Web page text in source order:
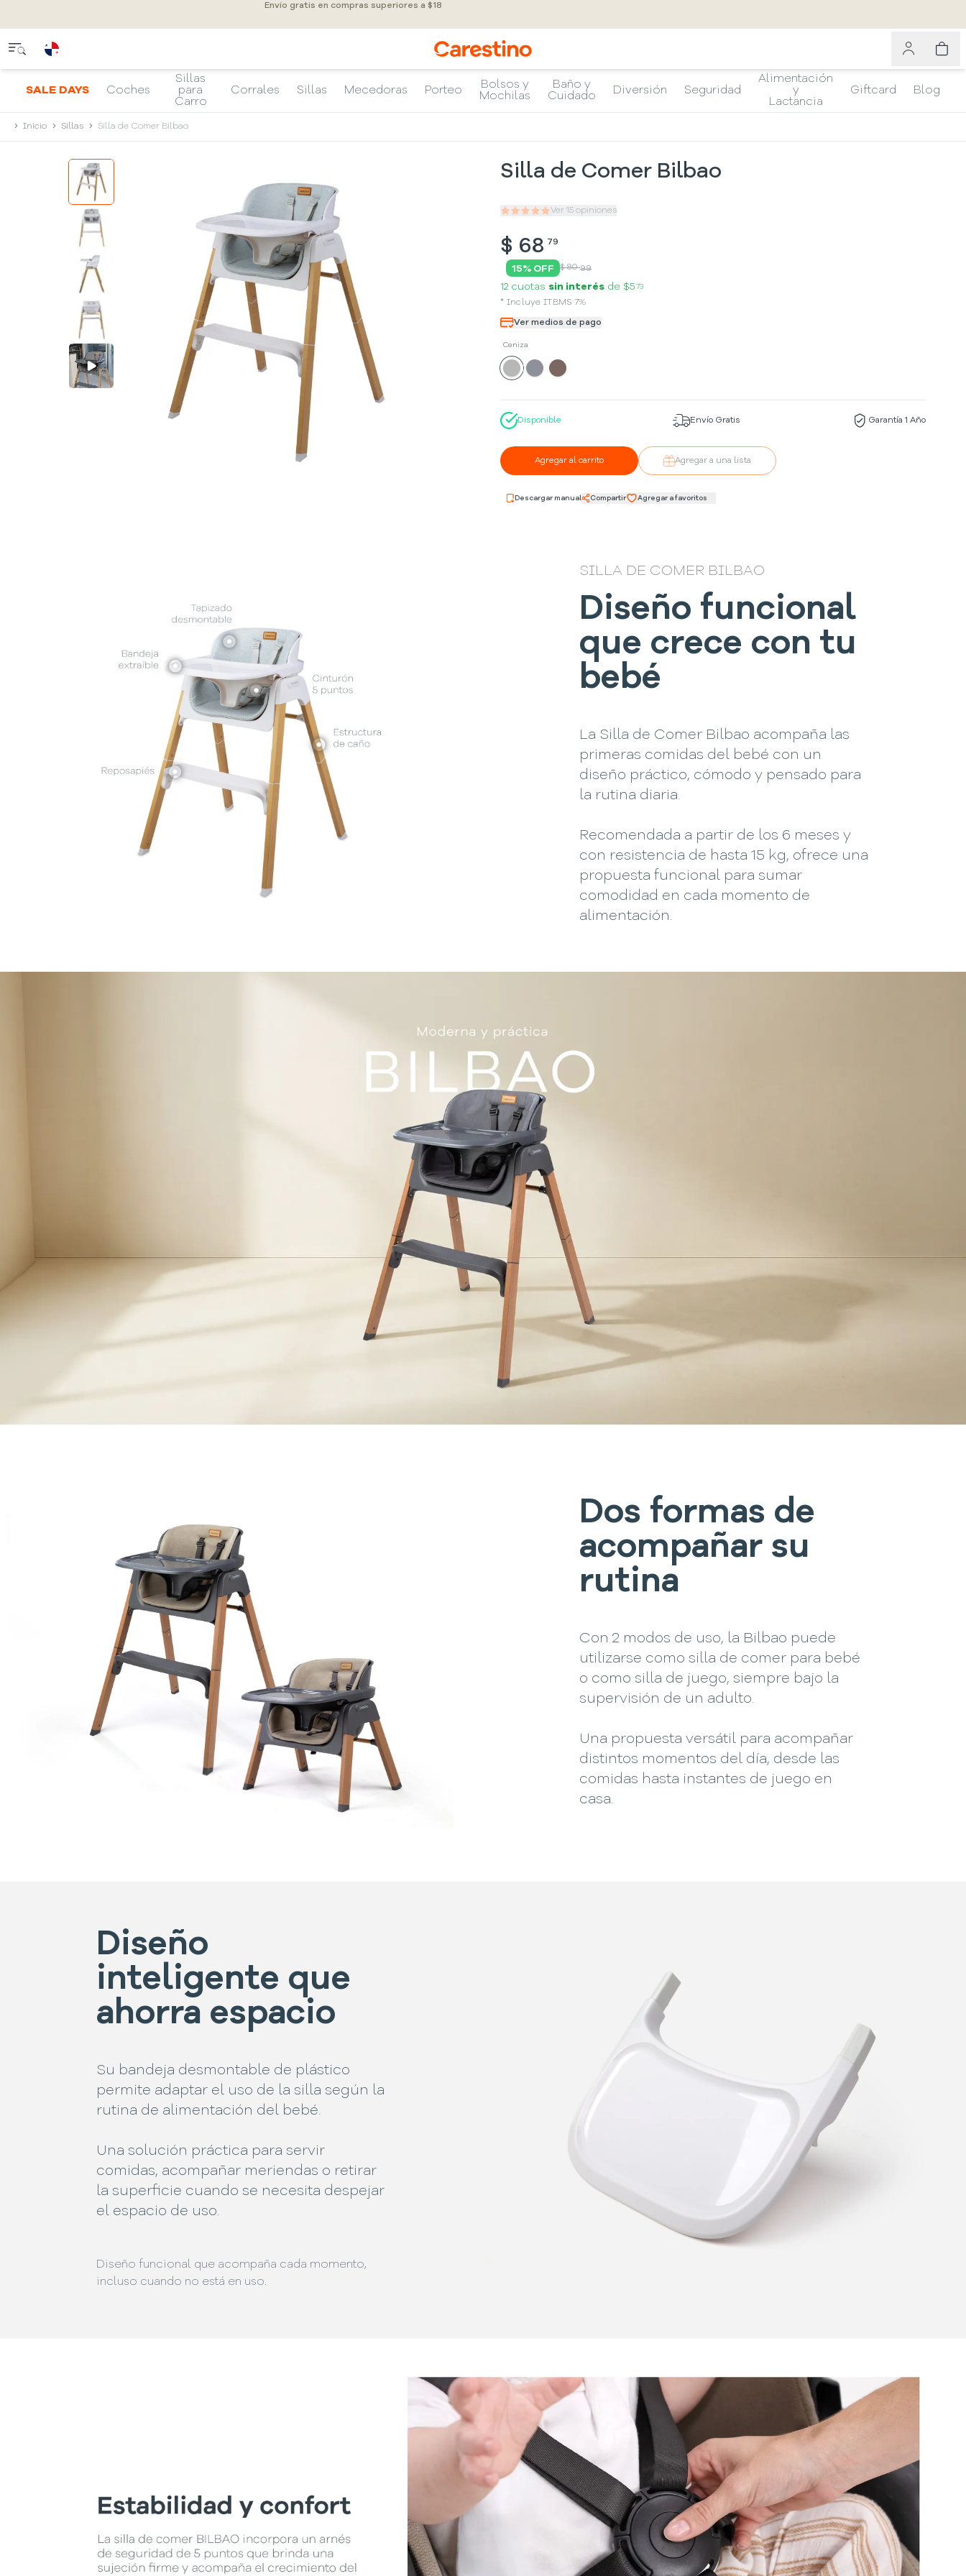
Envío gratis en compras superiores a $18
SALE DAYS Coches
Sillas
para
Carro
Corrales Sillas Mecedoras Porteo
Bolsos y
Mochilas
Baño y
Cuidado
Diversión Seguridad
Alimentación
y
Lactancia
Giftcard Blog
Inicio Sillas Silla de Comer Bilbao
Silla de Comer Bilbao
Ver 15 opiniones
$ 68 79
15% OFF $ 80 99
12 cuotas sin interés de $5 73
* Incluye ITBMS 7%
Ver medios de pago
Ceniza
Disponible Envío Gratis Garantía 1 Año
Agregar al carrito Agregar a una lista
Descargar manual Compartir Agregar a favoritos
SILLA DE COMER BILBAO
Diseño funcional
que crece con tu
bebé
La Silla de Comer Bilbao acompaña las
primeras comidas del bebé con un
diseño práctico, cómodo y pensado para
la rutina diaria.
Recomendada a partir de los 6 meses y
con resistencia de hasta 15 kg, ofrece una
propuesta funcional para sumar
comodidad en cada momento de
alimentación.
Dos formas de
acompañar su
rutina
Con 2 modos de uso, la Bilbao puede
utilizarse como silla de comer para bebé
o como silla de juego, siempre bajo la
supervisión de un adulto.
Una propuesta versátil para acompañar
distintos momentos del día, desde las
comidas hasta instantes de juego en
casa.
Diseño
inteligente que
ahorra espacio
Su bandeja desmontable de plástico
permite adaptar el uso de la silla según la
rutina de alimentación del bebé.
Una solución práctica para servir
comidas, acompañar meriendas o retirar
la superficie cuando se necesita despejar
el espacio de uso.
Diseño funcional que acompaña cada momento,
incluso cuando no está en uso.